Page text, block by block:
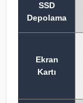
SSD
Depolama
Ekran
Kartı